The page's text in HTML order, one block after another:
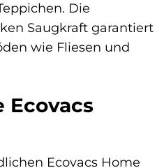
Die
Saugkraft garantiert
wie Fliesen und
Ecovacs Home